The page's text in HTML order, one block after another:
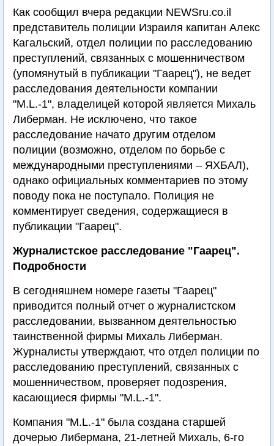
Как сообщил вчера редакции NEWSru.co.il
представитель полиции Израиля капитан Алекс
Кагальский, отдел полиции по расследованию
преступлений, связанных с мошенничеством
(упомянутый в публикации "Гаарец"), не ведет
расследования деятельности компании
"M.L.-1", владелицей которой является Михаль
Либерман. Не исключено, что такое
расследование начато другим отделом
полиции (возможно, отделом по борьбе с
международными преступлениями – ЯХБАЛ),
однако официальных комментариев по этому
поводу пока не поступало. Полиция не
комментирует сведения, содержащиеся в
публикации "Гаарец".
Журналистское расследование "Гаарец".
Подробности
В сегодняшнем номере газеты "Гаарец"
приводится полный отчет о журналистском
расследовании, вызванном деятельностью
таинственной фирмы Михаль Либерман.
Журналисты утверждают, что отдел полиции по
расследованию преступлений, связанных с
мошенничеством, проверяет подозрения,
касающиеся фирмы "M.L.-1".
Компания "M.L.-1" была создана старшей
дочерью Либермана, 21-летней Михаль, 6-го